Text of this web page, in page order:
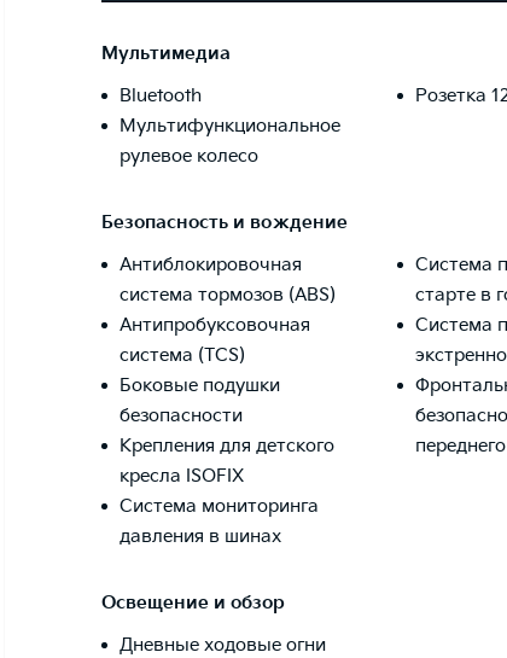
Мультимедиа
Bluetooth
Мультифункциональное
рулевое колесо
Розетка
Безопасность и вождение
Антиблокировочная
система тормозов (ABS)
Антипробуксовочная
система (TCS)
Боковые подушки
безопасности
Крепления для детского
кресла ISOFIX
Система мониторинга
давления в шинах
Система
старте в
Система
Освещение и обзор
Дневные ходовые огни